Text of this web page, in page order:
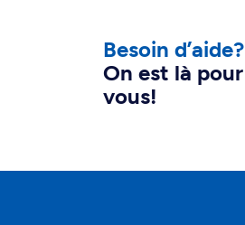
Besoin d’aide?
On est là pour
vous!